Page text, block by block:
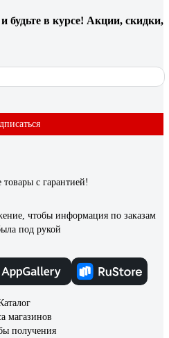
03.12.2025
приятно тешит самолюбие,
при виде сего чуда, мужики с
и будьте в курсе! Акции, скидки,
с гарантией!
чтобы информация по заказам
под рукой
магазинов
получения